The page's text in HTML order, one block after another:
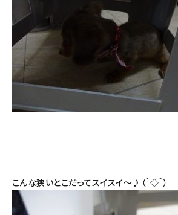
こんな狭いとこだってスイスイ～♪（＾◇＾）